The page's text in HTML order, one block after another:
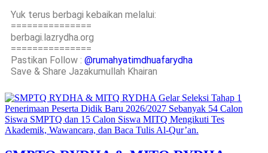
Yuk terus berbagi kebaikan melalui:
===============
berbagi.lazrydha.org
===============
Pastikan Follow : @rumahyatimdhuafarydha
Save & Share Jazakumullah Khairan